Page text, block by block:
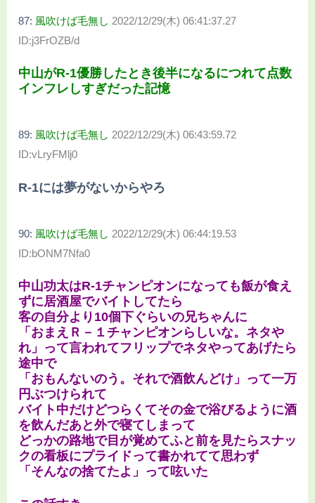
87: 風吹けば毛無し 2022/12/29(木) 06:41:37.27
ID:j3FrOZB/d
中山がR-1優勝したとき後半になるにつれて点数
インフレしすぎだった記憶
89: 風吹けば毛無し 2022/12/29(木) 06:43:59.72
ID:vLryFMlj0
R-1には夢がないからやろ
90: 風吹けば毛無し 2022/12/29(木) 06:44:19.53
ID:bONM7Nfa0
中山功太はR-1チャンピオンになっても飯が食え
ずに居酒屋でバイトしてたら
客の自分より10個下ぐらいの兄ちゃんに
「おまえＲ－１チャンピオンらしいな。ネタや
れ」って言われてフリップでネタやってあげたら
途中で
「おもんないのう。それで酒飲んどけ」って一万
円ぶつけられて
バイト中だけどつらくてその金で浴びるように酒
を飲んだあと外で寝てしまって
どっかの路地で目が覚めてふと前を見たらスナッ
クの看板にプライドって書かれてて思わず
「そんなの捨てたよ」って呟いた